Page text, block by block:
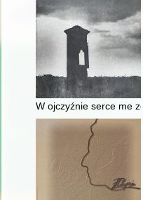
W ojczyźnie serce me